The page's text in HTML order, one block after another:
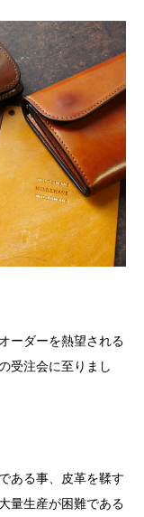
ーダーを熱望される
受注会に至りまし
ある事、皮革を鞣す
量生産が困難である